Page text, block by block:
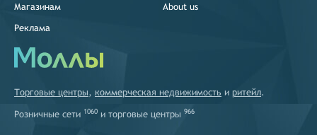
Магазинам
Реклама
About us
Торговые центры, коммерческая недвижимость и ритейл.
Розничные сети 1060 и торговые центры 966